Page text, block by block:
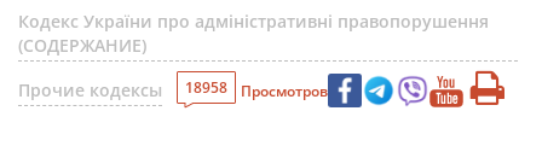
Кодекс України про адміністративні правопорушення
(СОДЕРЖАНИЕ)
Прочие кодексы
18958 Просмотров